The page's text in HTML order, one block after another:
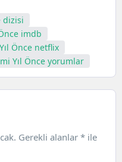
dizisi
imdb
Önce netflix
Yıl Önce yorumlar
Gerekli alanlar * ile